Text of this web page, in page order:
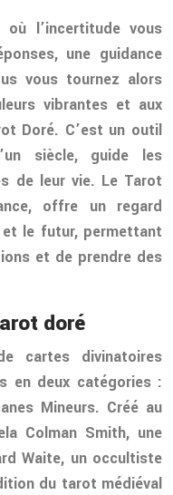
où l’incertitude vous
une guidance
vous tournez alors
vibrantes et aux
Doré. C’est un outil
siècle, guide les
de leur vie. Le Tarot
offre un regard
le futur, permettant
et de prendre des
doré
cartes divinatoires
en deux catégories :
Mineurs. Créé au
Colman Smith, une
Waite, un occultiste
du tarot médiéval